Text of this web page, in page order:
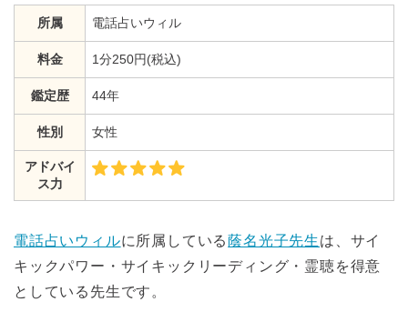
所属 電話占いウィル
料金 1分250円(税込)
鑑定歴 44年
性別 女性
アドバイ
ス力
電話占いウィルに所属している蔭名光子先生は、サイ
キックパワー・サイキックリーディング・霊聴を得意
としている先生です。